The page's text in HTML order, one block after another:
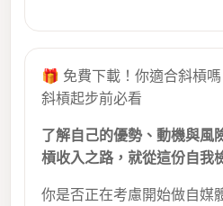
🎁 免費下載！你適合斜槓嗎
斜槓起步前必看
了解自己的優勢、動機與風
槓收入之路，就從這份自我
你是否正在考慮開始做自媒